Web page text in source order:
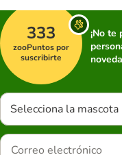
333
zooPuntos por
suscribirte
¡No te
Selecciona la mascota